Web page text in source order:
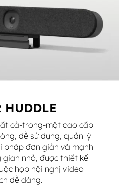
HUDDLE
cả-trong-một cao cấp
dễ sử dụng, quản lý
pháp đơn giản và mạnh
gian nhỏ, được thiết kế
họp hội nghị video
dễ dàng.